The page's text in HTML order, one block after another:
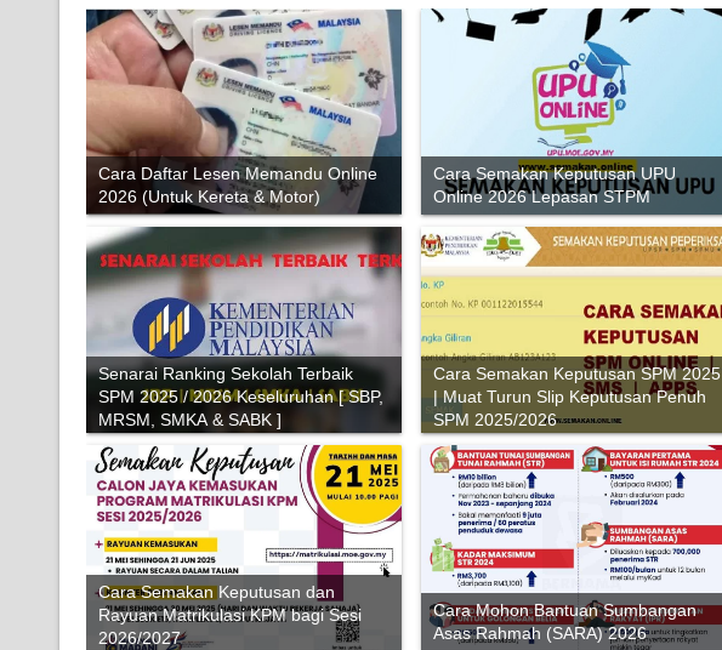
Cara Daftar Lesen Memandu Online
2026 (Untuk Kereta & Motor)
Cara Semakan Keputusan UPU
Online 2026 Lepasan STPM
Senarai Ranking Sekolah Terbaik
SPM 2025 / 2026 Keseluruhan [ SBP,
MRSM, SMKA & SABK ]
Cara Semakan Keputusan SPM 2025
| Muat Turun Slip Keputusan Penuh
SPM 2025/2026
Cara Semakan Keputusan dan
Rayuan Matrikulasi KPM bagi Sesi
2026/2027
Cara Mohon Bantuan Sumbangan
Asas Rahmah (SARA) 2026